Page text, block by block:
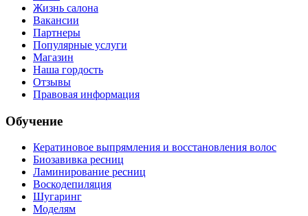
Жизнь салона
Вакансии
Партнеры
Популярные услуги
Магазин
Наша гордость
Отзывы
Правовая информация
Обучение
Кератиновое выпрямления и восстановления волос
Биозавивка ресниц
Ламинирование ресниц
Воскодепиляция
Шугаринг
Моделям